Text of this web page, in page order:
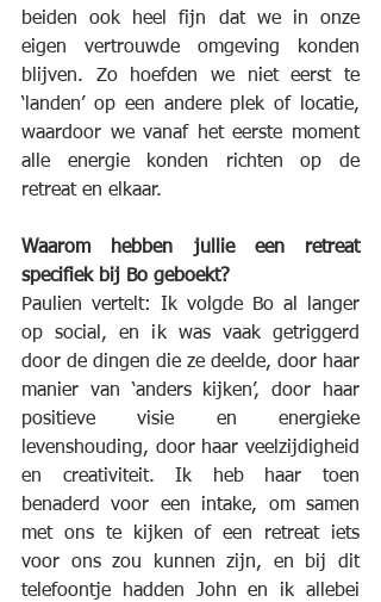
beiden ook heel fijn dat we in onze
eigen vertrouwde omgeving konden
blijven. Zo hoefden we niet eerst te
‘landen’ op een andere plek of locatie,
waardoor we vanaf het eerste moment
alle energie konden richten op de
retreat en elkaar.
Waarom hebben jullie een retreat
specifiek bij Bo geboekt?
Paulien vertelt: Ik volgde Bo al langer
op social, en ik was vaak getriggerd
door de dingen die ze deelde, door haar
manier van ‘anders kijken’, door haar
positieve visie en energieke
levenshouding, door haar veelzijdigheid
en creativiteit. Ik heb haar toen
benaderd voor een intake, om samen
met ons te kijken of een retreat iets
voor ons zou kunnen zijn, en bij dit
telefoontje hadden John en ik allebei